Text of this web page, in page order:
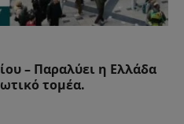
– Παραλύει η Ελλάδα
τομέα.